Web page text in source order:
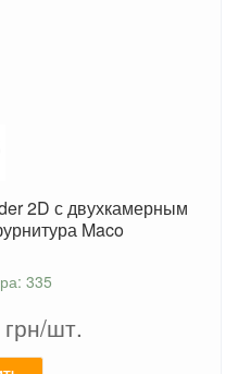
2D с двухкамерным
Maco
335
грн/шт.